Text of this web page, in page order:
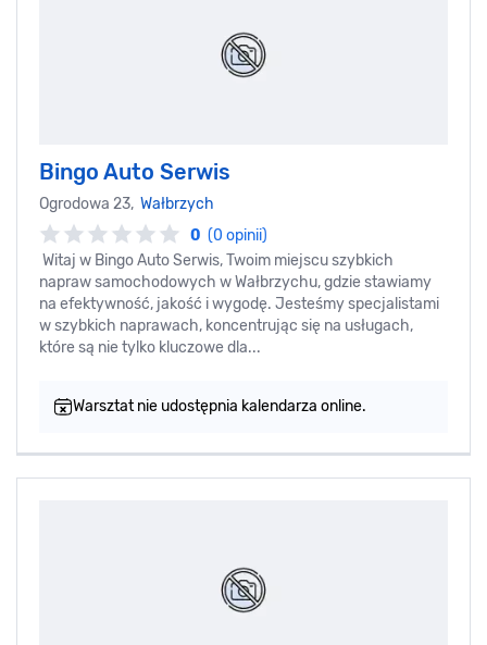
Bingo Auto Serwis
Ogrodowa 23, Wałbrzych
0 (0 opinii)
Witaj w Bingo Auto Serwis, Twoim miejscu szybkich
napraw samochodowych w Wałbrzychu, gdzie stawiamy
na efektywność, jakość i wygodę. Jesteśmy specjalistami
w szybkich naprawach, koncentrując się na usługach,
które są nie tylko kluczowe dla...
Warsztat nie udostępnia kalendarza online.